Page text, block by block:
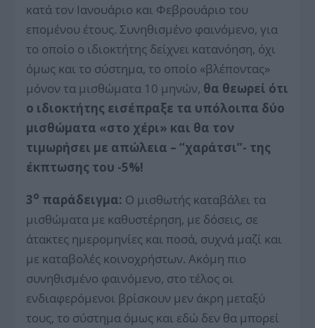
κατά τον Ιανουάριο και Φεβρουάριο του
επομένου έτους. Συνηθισμένο φαινόμενο, για
το οποίο ο ιδιοκτήτης δείχνει κατανόηση, όχι
όμως και το σύστημα, το οποίο «βλέποντας»
μόνον τα μισθώματα 10 μηνών, θα θεωρεί ότι
ο ιδιοκτήτης εισέπραξε τα υπόλοιπα δύο
μισθώματα «στο χέρι» και θα τον
τιμωρήσει με απώλεια – “χαράτσι”- της
έκπτωσης του -5%!
3ο παράδειγμα: Ο μισθωτής καταβάλει τα
μισθώματα με καθυστέρηση, με δόσεις, σε
άτακτες ημερομηνίες και ποσά, συχνά μαζί και
με καταβολές κοινοχρήστων. Ακόμη πιο
συνηθισμένο φαινόμενο, στο τέλος οι
ενδιαφερόμενοι βρίσκουν μεν άκρη μεταξύ
τους, το σύστημα όμως και εδώ δεν θα μπορεί